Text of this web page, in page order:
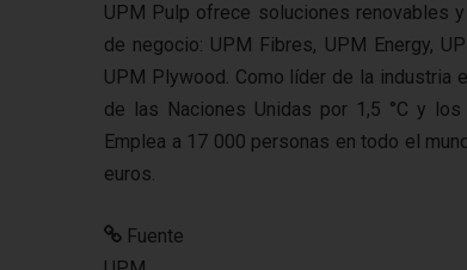
UPM Pulp ofrece soluciones renovables
de negocio: UPM Fibres, UPM Energy,
UPM Plywood. Como líder de la industria
de las Naciones Unidas por 1,5 °C y
Emplea a 17 000 personas en todo el
euros.
Fuente